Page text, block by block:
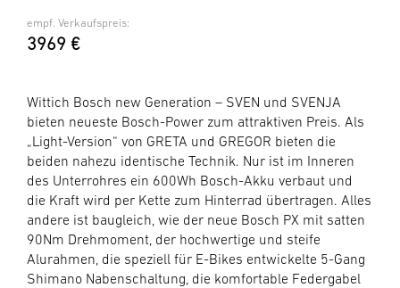
empf. Verkaufspreis:
3969 €
Wittich Bosch new Generation – SVEN und SVENJA
bieten neueste Bosch-Power zum attraktiven Preis. Als
„Light-Version“ von GRETA und GREGOR bieten die
beiden nahezu identische Technik. Nur ist im Inneren
des Unterrohres ein 600Wh Bosch-Akku verbaut und
die Kraft wird per Kette zum Hinterrad übertragen. Alles
andere ist baugleich, wie der neue Bosch PX mit satten
90Nm Drehmoment, der hochwertige und steife
Alurahmen, die speziell für E-Bikes entwickelte 5-Gang
Shimano Nabenschaltung, die komfortable Federgabel